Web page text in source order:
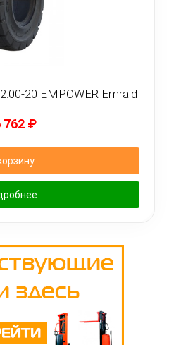
20 EMPOWER Emrald
762 ₽